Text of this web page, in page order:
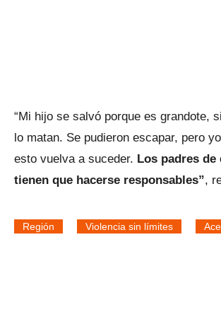
“Mi hijo se salvó porque es grandote,
lo matan. Se pudieron escapar, pero
esto vuelva a suceder. Los padres
tienen que hacerse responsables”,
Región Violencia sin límites